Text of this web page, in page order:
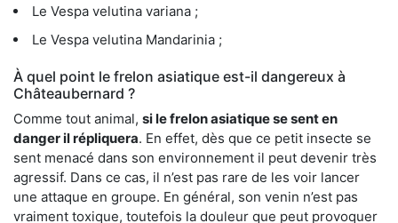
Le Vespa velutina variana ;
Le Vespa velutina Mandarinia ;
À quel point le frelon asiatique est-il dangereux à
Châteaubernard ?
Comme tout animal, si le frelon asiatique se sent en
danger il répliquera. En effet, dès que ce petit insecte se
sent menacé dans son environnement il peut devenir très
agressif. Dans ce cas, il n’est pas rare de les voir lancer
une attaque en groupe. En général, son venin n’est pas
vraiment toxique, toutefois la douleur que peut provoquer